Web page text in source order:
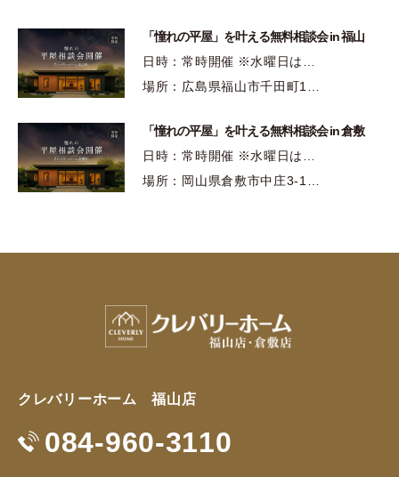
「憧れの平屋」を叶える無料相談会 in 福山
日時：常時開催 ※水曜日は…
場所：広島県福山市千田町1…
「憧れの平屋」を叶える無料相談会 in 倉敷
日時：常時開催 ※水曜日は…
場所：岡山県倉敷市中庄3-1…
クレバリーホーム 福山店
084-960-3110